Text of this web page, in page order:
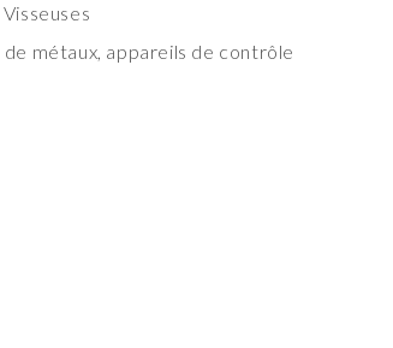
métaux, appareils de contrôle